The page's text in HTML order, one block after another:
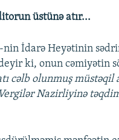
üstünə atır...
nin İdarə Heyətinin
ki, onun cəmiyətin
cəlb olunmuş
Nazirliyinə